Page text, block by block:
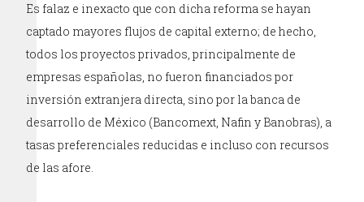
Es falaz e inexacto que con dicha reforma se hayan
captado mayores flujos de capital externo; de hecho,
todos los proyectos privados, principalmente de
empresas españolas, no fueron financiados por
inversión extranjera directa, sino por la banca de
desarrollo de México (Bancomext, Nafin y Banobras), a
tasas preferenciales reducidas e incluso con recursos
de las afore.